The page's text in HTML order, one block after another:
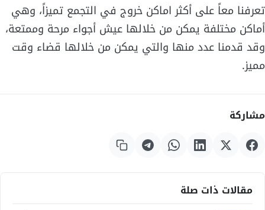
تعرفنا معاً على أكثر اماكن خروج في التجمع تميزاً، وهي
أماكن مختلفة يمكن من خلالها عيش أجواء مرحة وممتعة،
وقد قدمنا عدد منها والتي يمكن من خلالها قضاء وقت
مميز.
مشاركة
مقالات ذات صلة